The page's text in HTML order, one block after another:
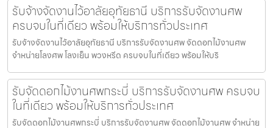
รับจ้างจัดงานไว้อาลัยอุทัยธานี บริการรับจัดงานศพ
ครบจบในที่เดียว พร้อมให้บริการทั่วประเทศ
รับจ้างจัดงานไว้อาลัยอุทัยธานี บริการรับจัดงานศพ จัดดอกไม้งานศพ
จำหน่ายโลงศพ โลงเย็น พวงหรีด ครบจบในที่เดียว พร้อมให้บริ
รับจัดดอกไม้งานศพกระบี่ บริการรับจัดงานศพ ครบจบ
ในที่เดียว พร้อมให้บริการทั่วประเทศ
รับจัดดอกไม้งานศพกระบี่ บริการรับจัดงานศพ จัดดอกไม้งานศพ จำหน่าย